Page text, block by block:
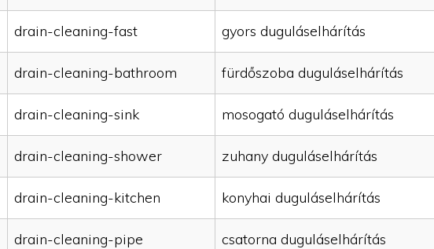
drain-cleaning-fast gyors duguláselhárítás
drain-cleaning-bathroom fürdőszoba duguláselhárítás
drain-cleaning-sink mosogató duguláselhárítás
drain-cleaning-shower zuhany duguláselhárítás
drain-cleaning-kitchen konyhai duguláselhárítás
drain-cleaning-pipe csatorna duguláselhárítás